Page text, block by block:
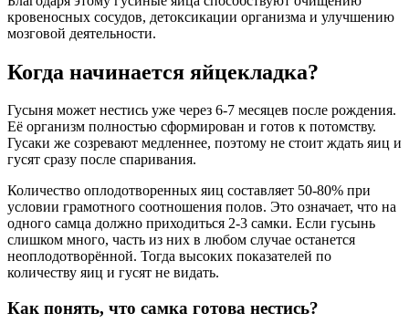
кровеносных сосудов, детоксикации организма и улучшению
мозговой деятельности.
Когда начинается яйцекладка?
Гусыня может нестись уже через 6-7 месяцев после рождения.
Её организм полностью сформирован и готов к потомству.
Гусаки же созревают медленнее, поэтому не стоит ждать яиц и
гусят сразу после спаривания.
Количество оплодотворенных яиц составляет 50-80% при
условии грамотного соотношения полов. Это означает, что на
одного самца должно приходиться 2-3 самки. Если гусынь
слишком много, часть из них в любом случае останется
неоплодотворённой. Тогда высоких показателей по
количеству яиц и гусят не видать.
Как понять, что самка готова нестись?